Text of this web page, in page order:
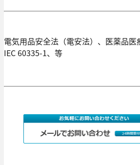
電気用品安全法（電安法）、医薬品
IEC 60335-1、等